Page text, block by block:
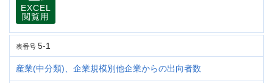
EXCEL
閲覧用
表番号 5-1
産業(中分類)、企業規模別他企業からの出向者数